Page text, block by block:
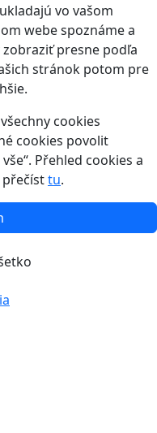
vo vašom
webe spoznáme a
presne podľa
stránok potom pre
cookies
cookies povolit
Přehled cookies a
tu.